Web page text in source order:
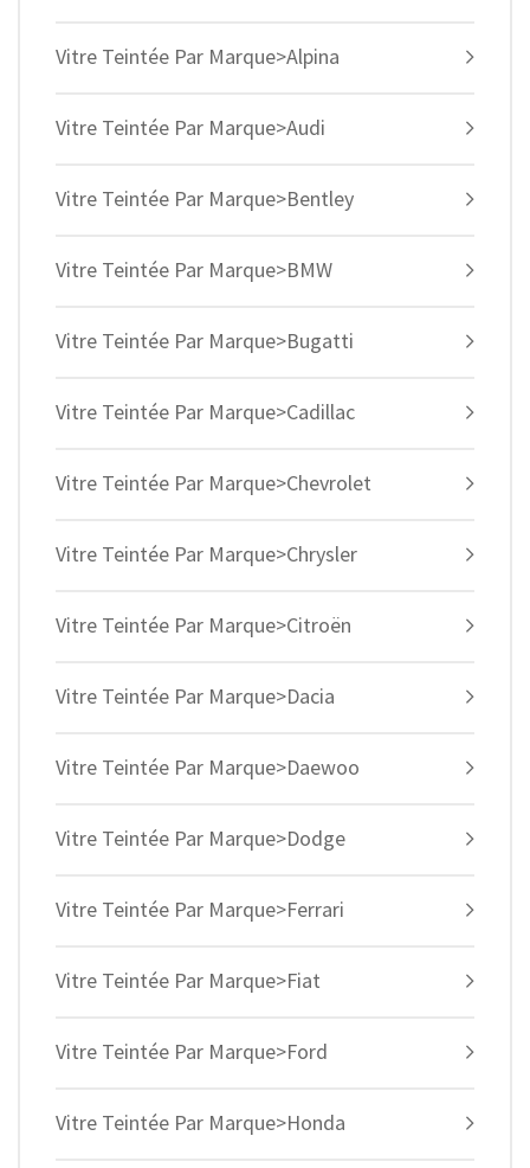
Vitre Teintée Par Marque>Alpina
Vitre Teintée Par Marque>Audi
Vitre Teintée Par Marque>Bentley
Vitre Teintée Par Marque>BMW
Vitre Teintée Par Marque>Bugatti
Vitre Teintée Par Marque>Cadillac
Vitre Teintée Par Marque>Chevrolet
Vitre Teintée Par Marque>Chrysler
Vitre Teintée Par Marque>Citroën
Vitre Teintée Par Marque>Dacia
Vitre Teintée Par Marque>Daewoo
Vitre Teintée Par Marque>Dodge
Vitre Teintée Par Marque>Ferrari
Vitre Teintée Par Marque>Fiat
Vitre Teintée Par Marque>Ford
Vitre Teintée Par Marque>Honda